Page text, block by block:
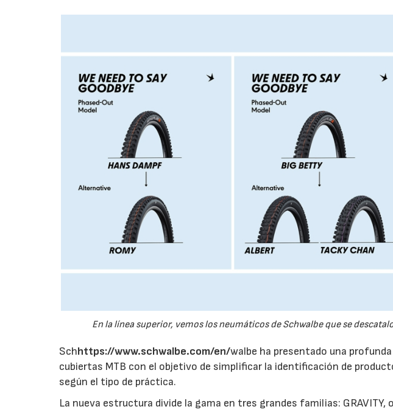
En la línea superior, vemos los neumáticos de Schwalbe que se
Schhttps://www.schwalbe.com/en/walbe ha presentado una
cubiertas MTB con el objetivo de simplificar la identificación de
según el tipo de práctica.
La nueva estructura divide la gama en tres grandes familias: